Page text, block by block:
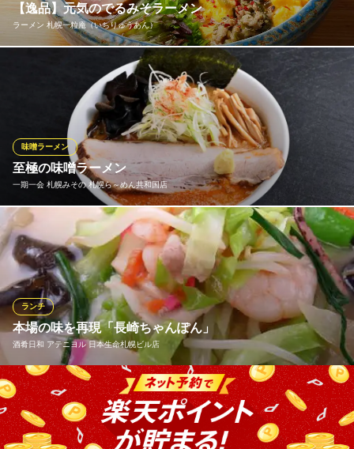
【逸品】元気のでるみそラーメン
ラーメン 札幌一粒庵（いちりゅうあん）
自家製の専用「モチモチ太麺」でお作りします。 ボリュームも満
足な大盛りサイズ（通常150ｇ+75ｇ）です。「ホクシン」・「き
たのかおり」・「ゆめちから」など北海道産の小麦粉のみを独自
のブレンドで配合し、大地の風味と、モチモチの食感を実現いた
しました。
ラーメン 札幌一粒庵（いちりゅうあん）
ラーメン 道産食材
札幌市営地下鉄東豊線さっぽろ駅 徒歩1分
北海道札幌市中央区北4条西1-1 ホクレンビルB1
至極の味噌ラーメン
一期一会 札幌みその 札幌ら～めん共和国店
味噌ラーメン
味噌ラーメン専門店。燻製チャーシューによる香ばしさが特徴的
な王道な札幌ラーメンです。
一期一会 札幌みその 札幌ら～めん共和国店
味噌ラーメン専門店
ＪＲ函館本線札幌駅 徒歩1分
北海道札幌市中央区北5条西2-1 札幌エスタ10F
本場の味を再現「長崎ちゃんぽん」
酒肴日和 アテニヨル 日本生命札幌ビル店
ランチ
ランチタイムや食事利用でも妥協なし。豚骨と鶏ガラをベース
に、たっぷりの野菜と魚介の旨みが溶け出した特製スープの「長
崎ちゃんぽん」は、専門店顔負けの本格派。白・赤・黒・黄など
バリエーションも豊富で、〆の一杯としても、食事メインの利用